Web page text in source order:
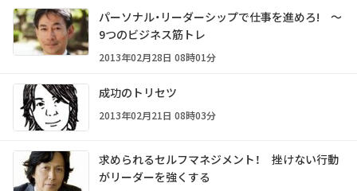
パーソナル・リーダーシップで仕事を進めろ! ～
9つのビジネス筋トレ
2013年02月28日 08時01分
成功のトリセツ
2013年02月21日 08時03分
求められるセルフマネジメント！ 挫けない行動
がリーダーを強くする